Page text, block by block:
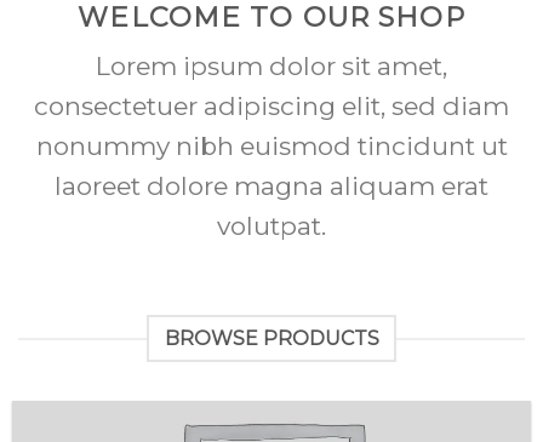
WELCOME TO OUR SHOP
Lorem ipsum dolor sit amet,
consectetuer adipiscing elit, sed diam
nonummy nibh euismod tincidunt ut
laoreet dolore magna aliquam erat
volutpat.
BROWSE PRODUCTS